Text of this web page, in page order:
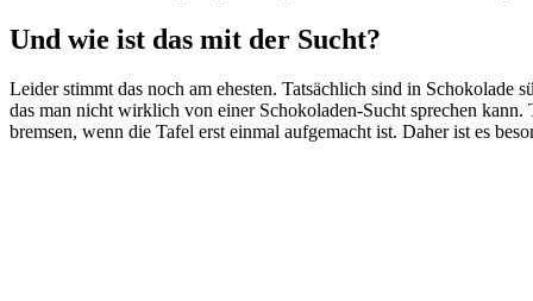
Und wie ist das mit der Sucht?
Leider stimmt das noch am ehesten. Tatsächlich sind in
das man nicht wirklich von einer Schokoladen-Sucht sprechen
bremsen, wenn die Tafel erst einmal aufgemacht ist. Daher ist es